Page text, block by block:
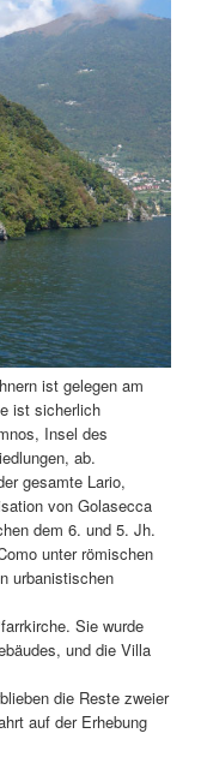
ist gelegen am
ist sicherlich
Insel des
ab.
gesamte Lario,
von Golasecca
dem 6. und 5. Jh.
unter römischen
urbanistischen
Sie wurde
und die Villa
die Reste zweier
auf der Erhebung